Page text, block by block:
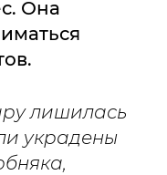
Она
лишилась
украдены